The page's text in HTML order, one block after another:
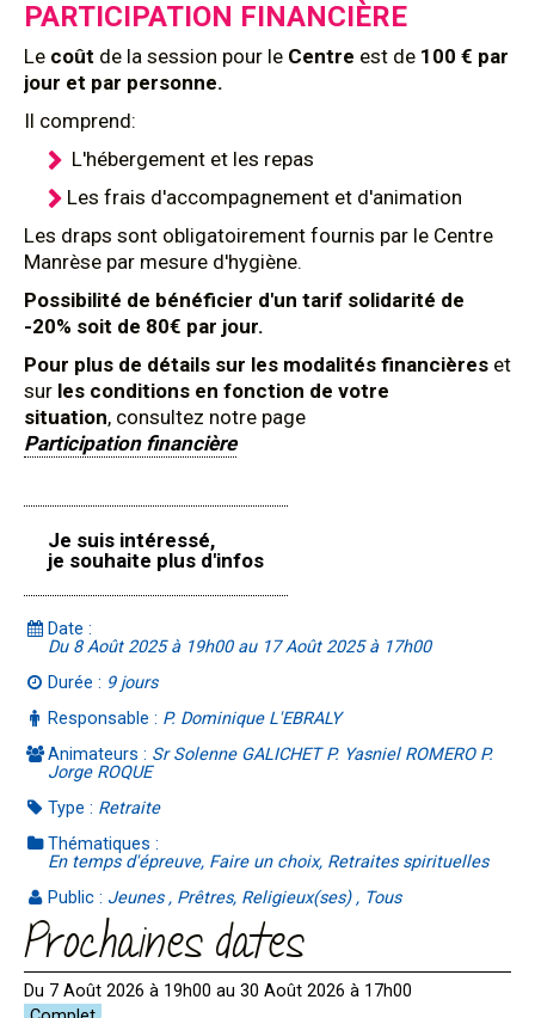
PARTICIPATION FINANCIÈRE
Le coût de la session pour le Centre est de 100 € par
jour et par personne.
Il comprend:
L'hébergement et les repas
Les frais d'accompagnement et d'animation
Les draps sont obligatoirement fournis par le Centre
Manrèse par mesure d'hygiène.
Possibilité de bénéficier d'un tarif solidarité de
-20% soit de 80€ par jour.
Pour plus de détails sur les modalités financières et
sur les conditions en fonction de votre
situation, consultez notre page
Participation financière
Je suis intéressé,
je souhaite plus d'infos
Date :
Du 8 Août 2025 à 19h00 au 17 Août 2025 à 17h00
Durée : 9 jours
Responsable : P. Dominique L'EBRALY
Animateurs : Sr Solenne GALICHET P. Yasniel ROMERO P.
Jorge ROQUE
Type : Retraite
Thématiques :
En temps d'épreuve, Faire un choix, Retraites spirituelles
Public : Jeunes , Prêtres, Religieux(ses) , Tous
Prochaines dates
Du 7 Août 2026 à 19h00 au 30 Août 2026 à 17h00